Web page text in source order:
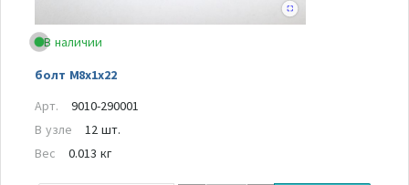
В наличии
болт M8х1х22
Арт.
9010-290001
В узле
12 шт.
Вес
0.013 кг